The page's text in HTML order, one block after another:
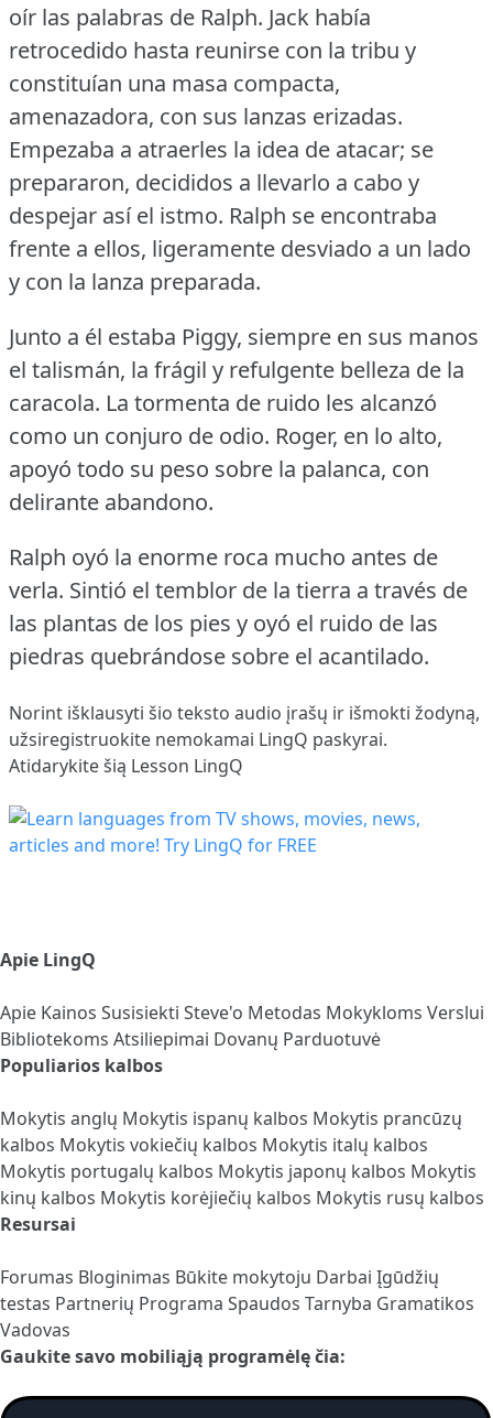
oír las palabras de Ralph. Jack había
retrocedido hasta reunirse con la tribu y
constituían una masa compacta,
amenazadora, con sus lanzas erizadas.
Empezaba a atraerles la idea de atacar; se
prepararon, decididos a llevarlo a cabo y
despejar así el istmo. Ralph se encontraba
frente a ellos, ligeramente desviado a un lado
y con la lanza preparada.
Junto a él estaba Piggy, siempre en sus manos
el talismán, la frágil y refulgente belleza de la
caracola. La tormenta de ruido les alcanzó
como un conjuro de odio. Roger, en lo alto,
apoyó todo su peso sobre la palanca, con
delirante abandono.
Ralph oyó la enorme roca mucho antes de
verla. Sintió el temblor de la tierra a través de
las plantas de los pies y oyó el ruido de las
piedras quebrándose sobre el acantilado.
Norint išklausyti šio teksto audio įrašų ir išmokti žodyną,
užsiregistruokite nemokamai LingQ paskyrai.
Atidarykite šią Lesson LingQ
Apie LingQ
Apie Kainos Susisiekti Steve'o Metodas Mokykloms Verslui
Bibliotekoms Atsiliepimai Dovanų Parduotuvė
Populiarios kalbos
Mokytis anglų Mokytis ispanų kalbos Mokytis prancūzų
kalbos Mokytis vokiečių kalbos Mokytis italų kalbos
Mokytis portugalų kalbos Mokytis japonų kalbos Mokytis
kinų kalbos Mokytis korėjiečių kalbos Mokytis rusų kalbos
Resursai
Forumas Bloginimas Būkite mokytoju Darbai Įgūdžių
testas Partnerių Programa Spaudos Tarnyba Gramatikos
Vadovas
Gaukite savo mobiliąją programėlę čia: